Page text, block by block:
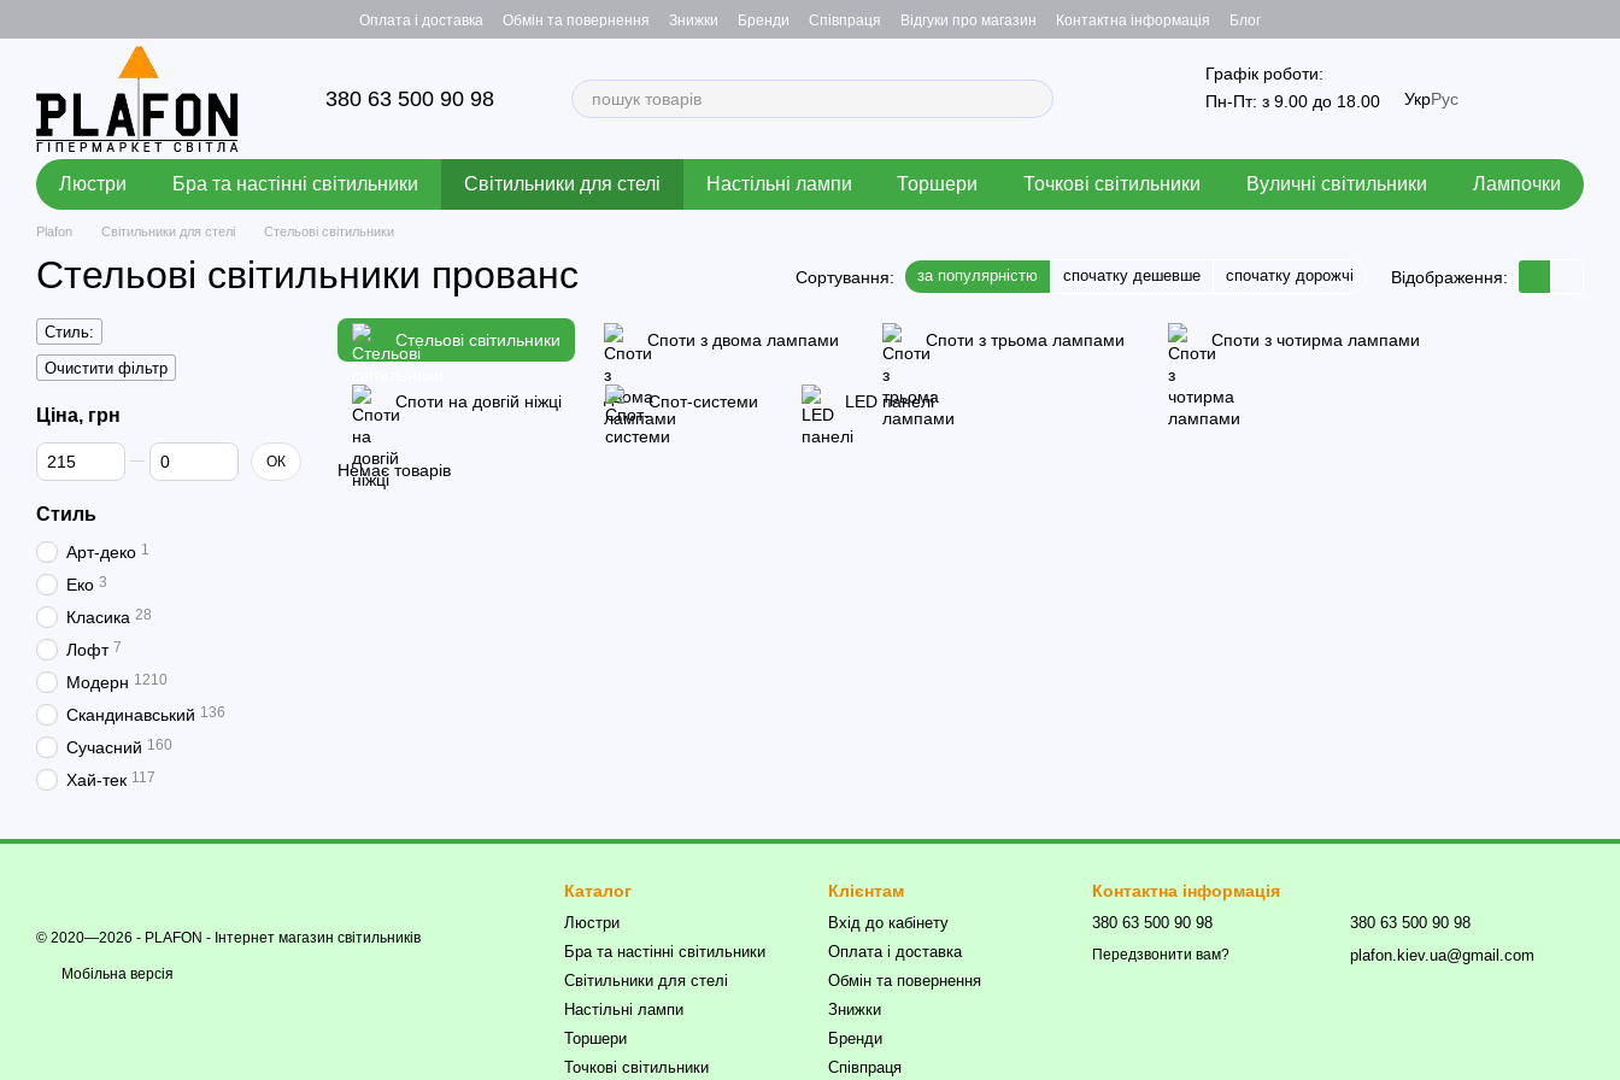
Оплата і доставка Обмін та повернення Знижки Бренди Співпраця Відгуки про магазин Контактна інформація Блог
380 63 500 90 98
Графік роботи:
Пн-Пт: з 9.00 до 18.00
УкрРус
Люстри Бра та настінні світильники Світильники для стелі Настільні лампи Торшери Точкові світильники Вуличні світильники Лампочки
Plafon Світильники для стелі Стельові світильники
Стельові світильники прованс Сортування: за популярністю спочатку дешевше спочатку дорожчі Відображення:
Стельові світильники Споти з двома лампами Споти з трьома лампами Споти з чотирма лампами
Споти на довгій ніжці Спот-системи LED панелі
Немає товарів
Стиль:
Очистити фільтр
Ціна, грн
Від Ціна, грн
До Ціна, грн ОК
Стиль
Арт-деко 1
Еко 3
Класика 28
Лофт 7
Модерн 1210
Скандинавський 136
Сучасний 160
Хай-тек 117
© 2020—2026 - PLAFON - Інтернет магазин світильників
Мобільна версія
Каталог
Люстри
Бра та настінні світильники
Світильники для стелі
Настільні лампи
Торшери
Точкові світильники
Клієнтам
Вхід до кабінету
Оплата і доставка
Обмін та повернення
Знижки
Бренди
Співпраця
Контактна інформація
380 63 500 90 98
Передзвонити вам?
380 63 500 90 98
plafon.kiev.ua@gmail.com